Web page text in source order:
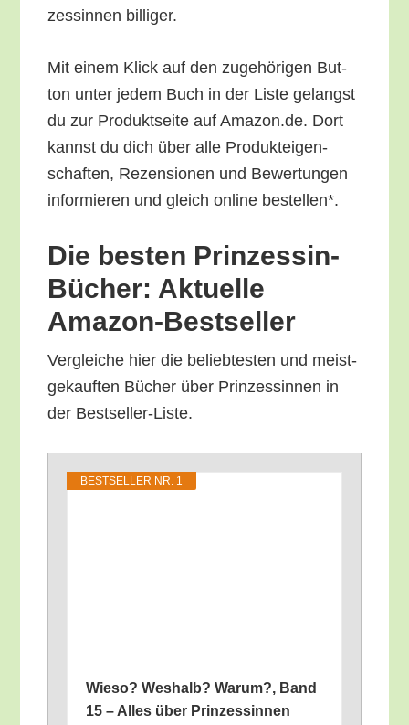
zes­sin­nen billiger.
Mit einem Klick auf den zuge­hö­ri­gen But­
ton unter jedem Buch in der Lis­te gelangst
du zur Pro­dukt­sei­te auf Amazon.de. Dort
kannst du dich über alle Pro­duk­tei­gen­
schaf­ten, Rezen­sio­nen und Bewer­tun­gen
infor­mie­ren und gleich online bestellen*.
Die bes­ten Prin­zes­sin-
Bücher: Aktu­el­le
Amazon-Bestseller
Ver­glei­che hier die belieb­tes­ten und meist­
ge­kauf­ten Bücher über Prin­zes­sin­nen in
der Bestseller-Liste.
BEST­SEL­LER NR. 1
Wie­so? Wes­halb? War­um?, Band
15 – Alles über Prin­zes­sin­nen